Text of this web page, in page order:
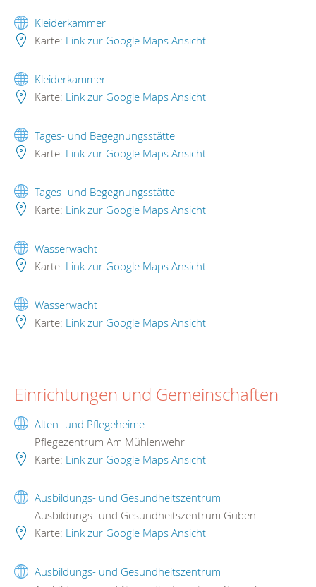
Kleiderkammer
Karte: Link zur Google Maps Ansicht
Kleiderkammer
Karte: Link zur Google Maps Ansicht
Tages- und Begegnungsstätte
Karte: Link zur Google Maps Ansicht
Tages- und Begegnungsstätte
Karte: Link zur Google Maps Ansicht
Wasserwacht
Karte: Link zur Google Maps Ansicht
Wasserwacht
Karte: Link zur Google Maps Ansicht
Einrichtungen und Gemeinschaften
Alten- und Pflegeheime
Pflegezentrum Am Mühlenwehr
Karte: Link zur Google Maps Ansicht
Ausbildungs- und Gesundheitszentrum
Ausbildungs- und Gesundheitszentrum Guben
Karte: Link zur Google Maps Ansicht
Ausbildungs- und Gesundheitszentrum